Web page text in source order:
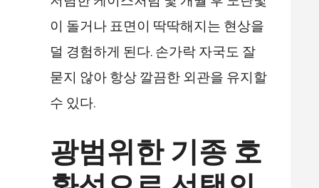
이 돌거나 표면이 딱딱해지는 현상을
덜 경험하게 된다. 손가락 자국도 잘
묻지 않아 항상 깔끔한 외관을 유지할
수 있다.
광범위한 기종 호